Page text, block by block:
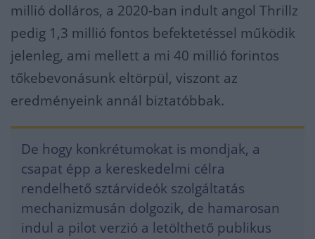
millió dolláros, a 2020-ban indult angol Thrillz
pedig 1,3 millió fontos befektetéssel működik
jelenleg, ami mellett a mi 40 millió forintos
tőkebevonásunk eltörpül, viszont az
eredményeink annál biztatóbbak.
De hogy konkrétumokat is mondjak, a
csapat épp a kereskedelmi célra
rendelhető sztárvideók szolgáltatás
mechanizmusán dolgozik, de hamarosan
indul a pilot verzió a letölthető publikus